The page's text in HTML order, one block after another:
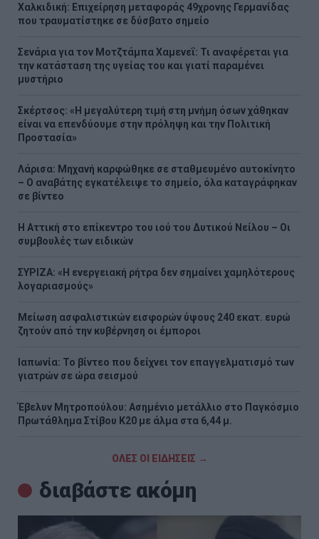
Χαλκιδική: Επιχείρηση μεταφοράς 49χρονης Γερμανίδας
που τραυματίστηκε σε δύσβατο σημείο
Σενάρια για τον Μοτζτάμπα Χαμενεΐ: Τι αναφέρεται για
την κατάσταση της υγείας του και γιατί παραμένει
μυστήριο
Σκέρτσος: «Η μεγαλύτερη τιμή στη μνήμη όσων χάθηκαν
είναι να επενδύουμε στην πρόληψη και την Πολιτική
Προστασία»
Λάρισα: Μηχανή καρφώθηκε σε σταθμευμένο αυτοκίνητο
– Ο αναβάτης εγκατέλειψε το σημείο, όλα καταγράφηκαν
σε βίντεο
Η Αττική στο επίκεντρο του ιού του Δυτικού Νείλου – Οι
συμβουλές των ειδικών
ΣΥΡΙΖΑ: «Η ενεργειακή ρήτρα δεν σημαίνει χαμηλότερους
λογαριασμούς»
Μείωση ασφαλιστικών εισφορών ύψους 240 εκατ. ευρώ
ζητούν από την κυβέρνηση οι έμποροι
Ιαπωνία: Το βίντεο που δείχνει τον επαγγελματισμό των
γιατρών σε ώρα σεισμού
Έβελυν Μητροπούλου: Ασημένιο μετάλλιο στο Παγκόσμιο
Πρωτάθλημα Στίβου Κ20 με άλμα στα 6,44 μ.
ΟΛΕΣ ΟΙ ΕΙΔΗΣΕΙΣ →
διαβάστε ακόμη